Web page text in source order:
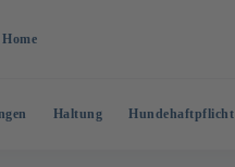
Home
Haltung Hundehaftpflicht